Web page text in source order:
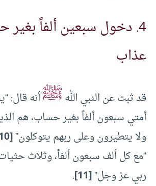
4. دخول سبعين ألفاً بغير
عذاب
قد ثبت عن النبي اللهﷺأنه قال:
أمتي سبعون ألفاً بغير حساب، هم
ولا يتطيرون وعلى ربهم يتوكلون”[10]
“مع كل ألف سبعون ألفاً، وثلاث
ربي عز وجل”[11]
.